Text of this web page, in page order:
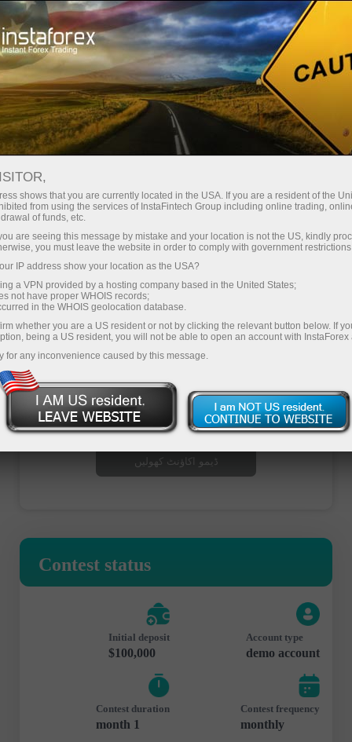
Contests
Great Race
Great Race
InstaForex Great Race is one of the most
popular contests among demo-accounts! It
includes four stages and the final with the prize
pool $55,000.
Register
تجارتی اکاؤنٹ کھولیں
ڈیمو اکاؤنٹ کھولیں
Contest status
Account type
demo account
Initial deposit
$100,000
Contest frequency
monthly
Contest duration
1 month
shows that you are currently located in the USA. If you are a resident of the
from using the services of InstaFintech Group including online trading,
of funds, etc.
are seeing this message by mistake and your location is not the US, kindly
you must leave the website in order to comply with government
IP address show your location as the USA?
a VPN provided by a hosting company based in the United States;
not have proper WHOIS records;
in the WHOIS geolocation database.
whether you are a US resident or not by clicking the relevant button below. If
being a US resident, you will not be able to open an account with InstaForex
for any inconvenience caused by this message.